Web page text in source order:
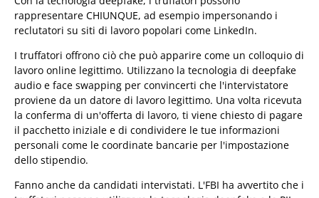
rappresentare CHIUNQUE, ad esempio impersonando i
reclutatori su siti di lavoro popolari come LinkedIn.
I truffatori offrono ciò che può apparire come un colloquio di
lavoro online legittimo. Utilizzano la tecnologia di deepfake
audio e face swapping per convincerti che l'intervistatore
proviene da un datore di lavoro legittimo. Una volta ricevuta
la conferma di un'offerta di lavoro, ti viene chiesto di pagare
il pacchetto iniziale e di condividere le tue informazioni
personali come le coordinate bancarie per l'impostazione
dello stipendio.
Fanno anche da candidati intervistati. L'FBI ha avvertito che i